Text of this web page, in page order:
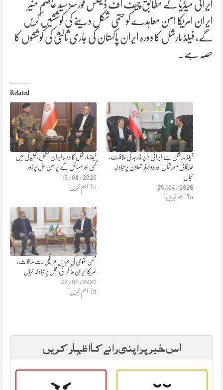
ایرانی میڈیا کے مطابق چیف آف ڈیفنس فورسز سید عاصم منیر
ایران امریکا امن معاہدے کو حتمی شکل دینے کی کوششیں کریں
گے، فیلڈ مارشل کا دورہ ایران پاکستان کی جاری ثالثی کی کوششوں کا
حصہ ہے۔
Related
فیلڈ مارشل کا دورہ ایران مکمل، کشیدگی میں
کمی اور مسائل کے پرامن حل پر زور
18/04/2026
In "اہم خبریں"
فیلڈ مارشل سے ایرانی وزیر خارجہ کی ملاقات،
علاقائی صورتحال اور دوطرفہ تعاون پر تبادلہ
خیال
25/04/2026
In "اہم خبریں"
محسن نقوی کی عباس عراقچی سے ملاقات،
امریکا ایران مذاکراتی عمل پر تبادلہ خیال
07/06/2026
In "اہم خبریں"
اس خبر پر اپنی رائے کا اظہار کریں